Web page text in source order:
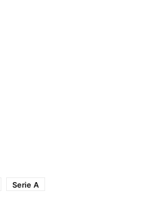
Serie A